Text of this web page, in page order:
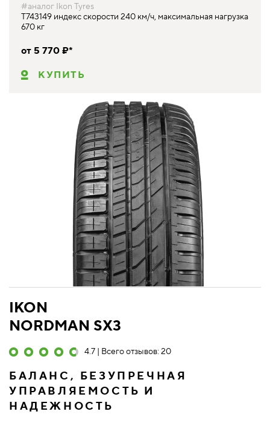
#аналог Ikon Tyres
T743149 индекс скорости 240 км/ч, максимальная нагрузка
670 кг
от 5 770 ₽*
КУПИТЬ
IKON
NORDMAN SX3
4.7 | Всего отзывов: 20
БАЛАНС, БЕЗУПРЕЧНАЯ
УПРАВЛЯЕМОСТЬ И
НАДЕЖНОСТЬ